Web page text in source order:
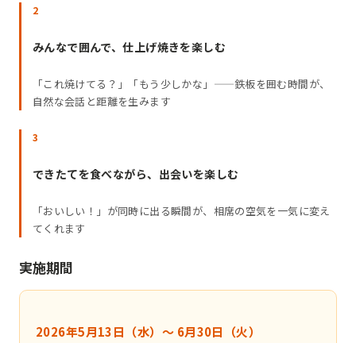
2
みんなで囲んで、仕上げ焼きを楽しむ
「これ焼けてる？」「もう少しかな」——鉄板を囲む時間が、
自然な会話と距離を生みます
3
できたてを食べながら、出会いを楽しむ
「おいしい！」が同時に出る瞬間が、相席の空気を一気に変え
てくれます
実施期間
2026年5月13日（水）〜 6月30日（火）